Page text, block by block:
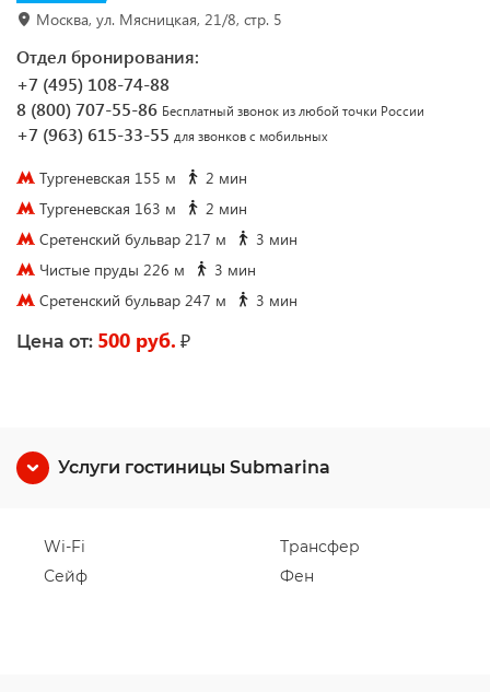
Москва, ул. Мясницкая, 21/8, стр. 5
Отдел бронирования:
+7 (495) 108-74-88
8 (800) 707-55-86 Бесплатный звонок из любой точки России
+7 (963) 615-33-55 для звонков с мобильных
Тургеневская 155 м
2 мин
Тургеневская 163 м
2 мин
Сретенский бульвар 217 м
3 мин
Чистые пруды 226 м
3 мин
Сретенский бульвар 247 м
3 мин
Цена от: 500 руб. ₽
Услуги гостиницы Submarina
Wi-Fi
Сейф
Трансфер
Фен